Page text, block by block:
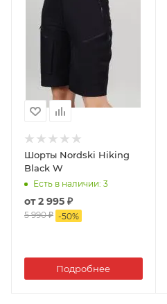
Шорты Nordski Hiking
Black W
Есть в наличии: 3
от2 995 ₽
5 990 ₽ -50%
Подробнее